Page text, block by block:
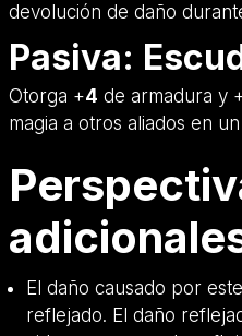
devolución de daño
Pasiva:
Otorga +4 de armadura y
magia a otros aliados en
El daño causado por
reflejado. El daño